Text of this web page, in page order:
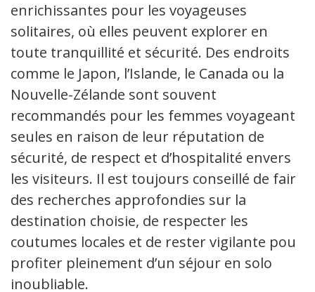
enrichissantes pour les voyageuses
solitaires, où elles peuvent explorer en
toute tranquillité et sécurité. Des endroits
comme le Japon, l’Islande, le Canada ou la
Nouvelle-Zélande sont souvent
recommandés pour les femmes voyageant
seules en raison de leur réputation de
sécurité, de respect et d’hospitalité envers
les visiteurs. Il est toujours conseillé de faire
des recherches approfondies sur la
destination choisie, de respecter les
coutumes locales et de rester vigilante pour
profiter pleinement d’un séjour en solo
inoubliable.